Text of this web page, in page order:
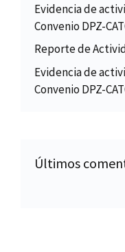
Evidencia de
Convenio DPZ-
Reporte de
Evidencia de
Convenio DPZ-
Últimos